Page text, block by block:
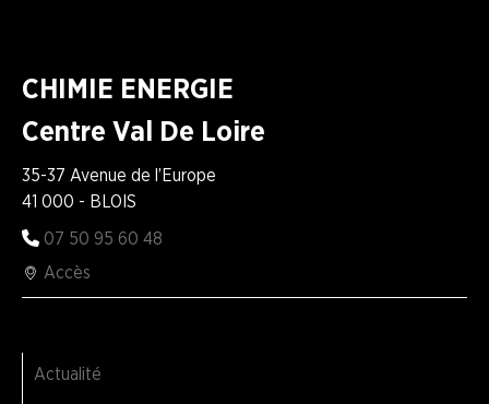
CHIMIE ENERGIE
Centre Val De Loire
35-37 Avenue de l’Europe
41 000 - BLOIS
07 50 95 60 48
Accès
Actualité